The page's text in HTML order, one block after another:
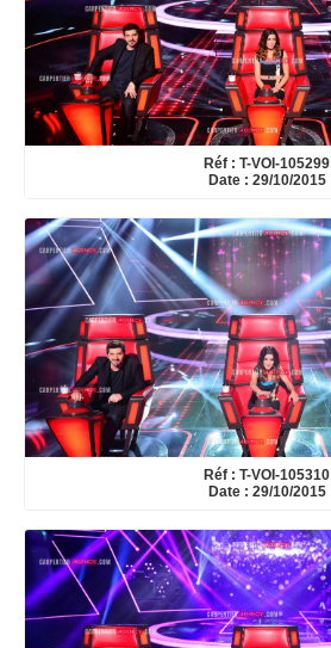
Réf : T-VOI-105299
Date : 29/10/2015
Réf : T-VOI-105310
Date : 29/10/2015